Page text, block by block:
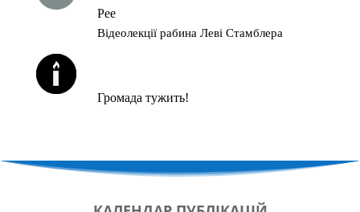
Рее
Відеолекції рабина Леві Стамблера
Громада тужить!